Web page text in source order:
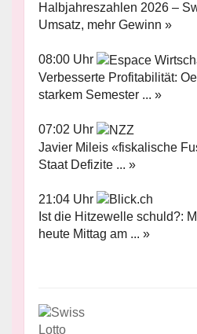
Halbjahreszahlen 2026 –
Umsatz, mehr Gewinn »
08:00 Uhr
Verbesserte Profitabilität:
starkem Semester ... »
07:02 Uhr
Javier Mileis «fiskalische
Staat Defizite ... »
21:04 Uhr
Ist die Hitzewelle schuld?:
heute Mittag am ... »